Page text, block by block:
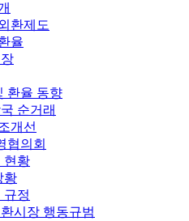
환제도
율
환율 동향
순거래
개선
협의회
현황
황
규정
시장 행동규범